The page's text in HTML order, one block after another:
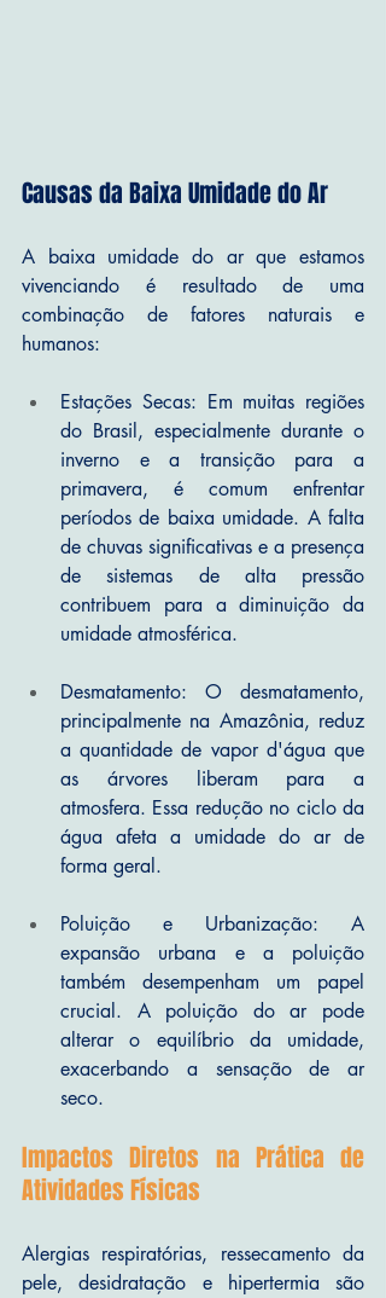
Causas da Baixa Umidade do Ar
A baixa umidade do ar que estamos
vivenciando é resultado de uma
combinação de fatores naturais e
humanos:
Estações Secas: Em muitas regiões
do Brasil, especialmente durante o
inverno e a transição para a
primavera, é comum enfrentar
períodos de baixa umidade. A falta
de chuvas significativas e a presença
de sistemas de alta pressão
contribuem para a diminuição da
umidade atmosférica.
Desmatamento: O desmatamento,
principalmente na Amazônia, reduz
a quantidade de vapor d'água que
as árvores liberam para a
atmosfera. Essa redução no ciclo da
água afeta a umidade do ar de
forma geral.
Poluição e Urbanização: A
expansão urbana e a poluição
também desempenham um papel
crucial. A poluição do ar pode
alterar o equilíbrio da umidade,
exacerbando a sensação de ar
seco.
Impactos Diretos na Prática de
Atividades Físicas
Alergias respiratórias, ressecamento da
pele, desidratação e hipertermia são